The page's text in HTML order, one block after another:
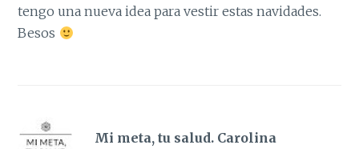
tengo una nueva idea para vestir estas navidades.
Besos
Mi meta, tu salud. Carolina